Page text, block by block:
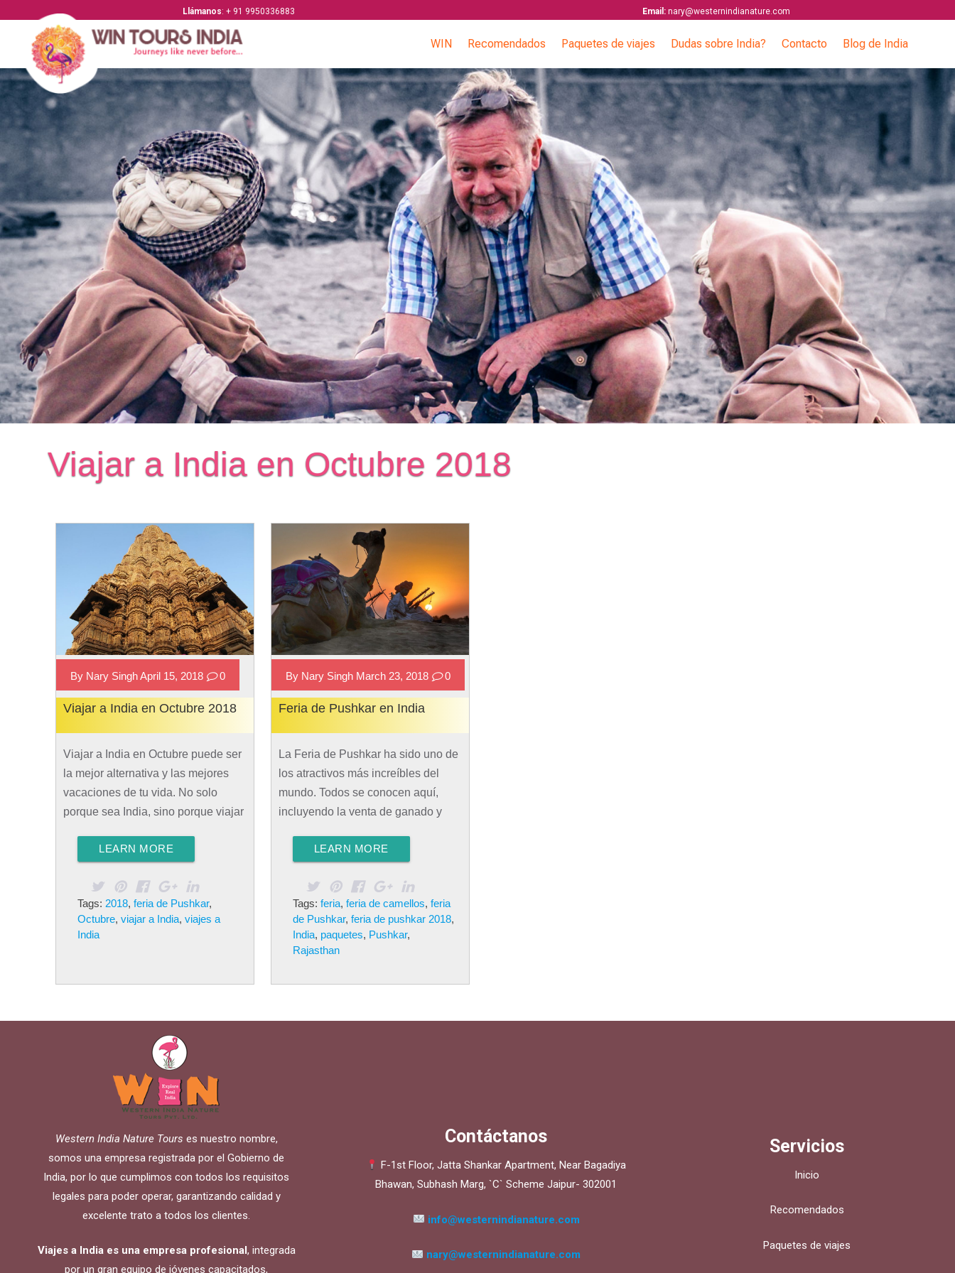
Llámanos: + 91 9950336883 Email: nary@westernindianature.com
WIN Recomendados Paquetes de viajes Dudas sobre India? Contacto Blog de India
Viajar a India en Octubre 2018
By Nary Singh April 15, 2018 0
Viajar a India en Octubre 2018
Viajar a India en Octubre puede ser
la mejor alternativa y las mejores
vacaciones de tu vida. No solo
porque sea India, sino porque viajar
realmente increíble por muchos
India en Octubre 2018 y por muchos
años. Hoy te vamos a enseñar los
motivos por el cual, viajar a India en
tener en tu vida. Temperatura –
primero que tenemos que hacer
mención es la temperatura y…
LEARN MORE
Tags: 2018,feria de Pushkar,
Octubre,viajar a India,viajes a
India
By Nary Singh March 23, 2018 0
Feria de Pushkar en India
La Feria de Pushkar ha sido uno de
los atractivos más increíbles del
mundo. Todos se conocen aquí,
incluyendo la venta de ganado y
conocer un poco más y nosotros te
conoce todo sobre la Feria de
Pushkar aquí. Feria de Pushkar en
India La Feria de Pushkar en India
es un festival anual que se dedica
la feria del camello y en todo el
Feria de Pushkar es considera
LEARN MORE
Tags: feria, feria de camellos, feria
de Pushkar, feria de pushkar 2018,
India, paquetes, Pushkar,
Rajasthan
Western India Nature Tours es nuestro nombre,
somos una empresa registrada por el Gobierno de
India, por lo que cumplimos con todos los requisitos
legales para poder operar, garantizando calidad y
excelente trato a todos los clientes.
Viajes a India es una empresa profesional, integrada
por un gran equipo de jóvenes capacitados,
Contáctanos
F-1st Floor, Jatta Shankar Apartment, Near Bagadiya
Bhawan, Subhash Marg, `C` Scheme Jaipur- 302001
info@westernindianature.com
nary@westernindianature.com
Servicios
Inicio
Recomendados
Paquetes de viajes